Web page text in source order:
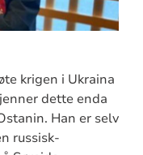
krigen i Ukraina
dette enda
Han er selv
russisk-